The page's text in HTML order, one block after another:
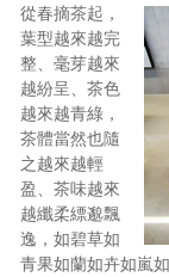
活動實況記錄
媒體報導一覽
合作與代言
訂閱電子報
從春摘茶起，
葉型越來越完
整、毫芽越來
越紛呈、茶色
越來越青綠，
茶體當然也隨
之越來越輕
盈、茶味越來
越纖柔縹邈飄
逸，如碧草如
青果如蘭如卉如嵐